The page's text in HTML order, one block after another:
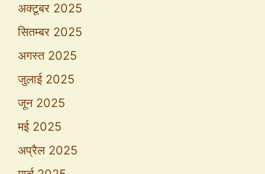
अक्टूबर 2025
सितम्बर 2025
अगस्त 2025
जुलाई 2025
जून 2025
मई 2025
अप्रैल 2025